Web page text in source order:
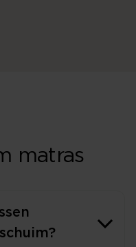
matras